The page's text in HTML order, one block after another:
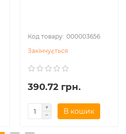
000003656
Закінчується
390.72 грн.
В кошик